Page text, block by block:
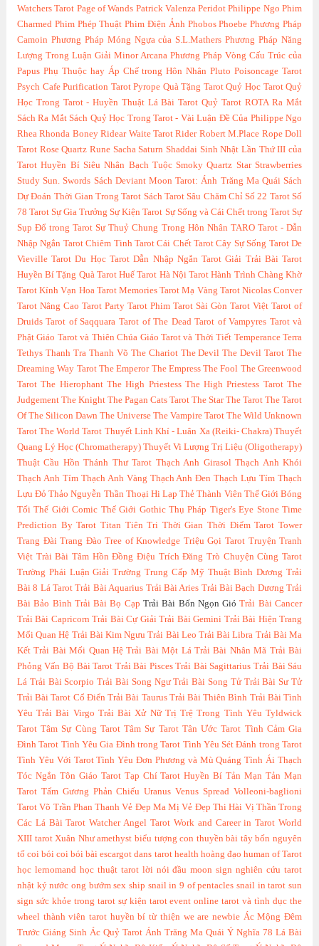
Watchers Tarot Page of Wands Patrick Valenza Peridot Philippe Ngo Phim
Charmed Phim Phép Thuật Phim Điện Ảnh Phobos Phoebe Phương Pháp
Camoin Phương Pháp Móng Ngựa của S.L.Mathers Phương Pháp Năng
Lượng Trong Luận Giải Minor Arcana Phương Pháp Vòng Cấu Trúc của
Papus Phụ Thuộc hay Áp Chế trong Hôn Nhân Pluto Poisoncage Tarot
Psych Cafe Purification Tarot Pyrope Quà Tặng Tarot Quỷ Học Tarot Quỷ
Học Trong Tarot - Huyền Thuật Lá Bài Tarot Quỷ Tarot ROTA Ra Mắt
Sách Ra Mắt Sách Quỷ Học Trong Tarot - Vài Luận Đề Của Philippe Ngo
Rhea Rhonda Boney Ridear Waite Tarot Rider Robert M.Place Rope Doll
Tarot Rose Quartz Rune Sacha Saturn Shaddai Sinh Nhật Lần Thứ III của
Tarot Huyền Bí Siêu Nhân Bạch Tuộc Smoky Quartz Star Strawberries
Study Sun. Swords Sách Deviant Moon Tarot: Ánh Trăng Ma Quái Sách
Dự Đoán Thời Gian Trong Tarot Sách Tarot Sâu Chăm Chỉ Số 22 Tarot Số
78 Tarot Sự Gia Trưởng Sự Kiện Tarot Sự Sống và Cái Chết trong Tarot Sự
Sụp Đổ trong Tarot Sự Thuỷ Chung Trong Hôn Nhân TARO Tarot - Dẫn
Nhập Ngắn Tarot Chiêm Tinh Tarot Cái Chết Tarot Cây Sự Sống Tarot De
Vieville Tarot Du Học Tarot Dẫn Nhập Ngắn Tarot Giải Trải Bài Tarot
Huyền Bí Tặng Quà Tarot Huế Tarot Hà Nội Tarot Hành Trình Chàng Khờ
Tarot Kính Vạn Hoa Tarot Memories Tarot Mạ Vàng Tarot Nicolas Conver
Tarot Nâng Cao Tarot Party Tarot Phim Tarot Sài Gòn Tarot Việt Tarot of
Druids Tarot of Saqquara Tarot of The Dead Tarot of Vampyres Tarot và
Phật Giáo Tarot và Thiên Chúa Giáo Tarot và Thời Tiết Temperance Terra
Tethys Thanh Tra Thanh Võ The Chariot The Devil The Devil Tarot The
Dreaming Way Tarot The Emperor The Empress The Fool The Greenwood
Tarot The Hierophant The High Priestess The High Priestess Tarot The
Judgement The Knight The Pagan Cats Tarot The Star The Tarot The Tarot
Of The Silicon Dawn The Universe The Vampire Tarot The Wild Unknown
Tarot The World Tarot Thuyết Linh Khí - Luân Xa (Reiki- Chakra) Thuyết
Quang Lý Học (Chromatherapy) Thuyết Vi Lượng Trị Liệu (Oligotherapy)
Thuật Cầu Hồn Thánh Thư Tarot Thạch Anh Girasol Thạch Anh Khói
Thạch Anh Tím Thạch Anh Vàng Thạch Anh Đen Thạch Lựu Tím Thạch
Lựu Đỏ Thảo Nguyễn Thần Thoại Hi Lạp Thẻ Thành Viên Thế Giới Bóng
Tối Thế Giới Comic Thế Giới Gothic Thụ Pháp Tiger's Eye Stone Time
Prediction By Tarot Titan Tiên Tri Thời Gian Thời Điểm Tarot Tower
Trang Đài Trang Đào Tree of Knowledge Triệu Gọi Tarot Truyện Tranh
Việt Trài Bài Tâm Hồn Đồng Điệu Trích Đăng Trò Chuyện Cùng Tarot
Trường Phái Luận Giải Trường Trung Cấp Mỹ Thuật Bình Dương Trải
Bài 8 Lá Tarot Trải Bài Aquarius Trải Bài Aries Trải Bài Bạch Dương Trải
Bài Bảo Bình Trải Bài Bọ Cạp Trải Bài Bốn Ngọn Gió Trải Bài Cancer
Trải Bài Capricorn Trải Bài Cự Giải Trải Bài Gemini Trải Bài Hiện Trang
Mối Quan Hệ Trải Bài Kim Ngưu Trải Bài Leo Trải Bài Libra Trải Bài Ma
Kết Trải Bài Mối Quan Hệ Trải Bài Một Lá Trải Bài Nhân Mã Trải Bài
Phỏng Vấn Bộ Bài Tarot Trải Bài Pisces Trải Bài Sagittarius Trải Bài Sáu
Lá Trải Bài Scorpio Trải Bài Song Ngư Trải Bài Song Tử Trải Bài Sư Tử
Trải Bài Tarot Cổ Điển Trải Bài Taurus Trải Bài Thiên Bình Trải Bài Tình
Yêu Trải Bài Virgo Trải Bài Xử Nữ Trị Trệ Trong Tình Yêu Tyldwick
Tarot Tâm Sự Cùng Tarot Tâm Sự Tarot Tân Ước Tarot Tình Cảm Gia
Đình Tarot Tình Yêu Gia Đình trong Tarot Tình Yêu Sét Đánh trong Tarot
Tình Yêu Với Tarot Tình Yêu Đơn Phương và Mù Quáng Tình Ái Thạch
Tóc Ngắn Tôn Giáo Tarot Tạp Chí Tarot Huyền Bí Tản Mạn Tản Mạn
Tarot Tấm Gương Phản Chiếu Uranus Venus Spread Volleoni-baglioni
Tarot Võ Trần Phan Thanh Vẻ Đẹp Ma Mị Vẻ Đẹp Thi Hài Vị Thần Trong
Các Lá Bài Tarot Watcher Angel Tarot Work and Career in Tarot World
XIII tarot Xuân Như amethyst biểu tượng con thuyền bài tây bốn nguyên
tố coi bói coi bói bài escargot dans tarot health hoàng đạo human of Tarot
học lernomand học thuật tarot lời nói đầu moon sign nghiên cứu tarot
nhật ký nước ong bướm sex ship snail in 9 of pentacles snail in tarot sun
sign sức khỏe trong tarot sự kiện tarot event online tarot và tình dục the
wheel thành viên tarot huyền bí từ thiện we are newbie Ác Mộng Đêm
Trước Giáng Sinh Ác Quỷ Tarot Ánh Trăng Ma Quái Ý Nghĩa 78 Lá Bài